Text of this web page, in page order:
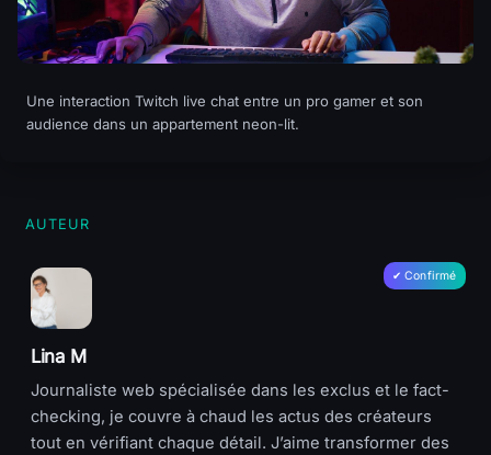
Une interaction Twitch live chat entre un pro gamer et son
audience dans un appartement neon-lit.
AUTEUR
Lina M
Journaliste web spécialisée dans les exclus et le fact-
checking, je couvre à chaud les actus des créateurs
tout en vérifiant chaque détail. J’aime transformer des